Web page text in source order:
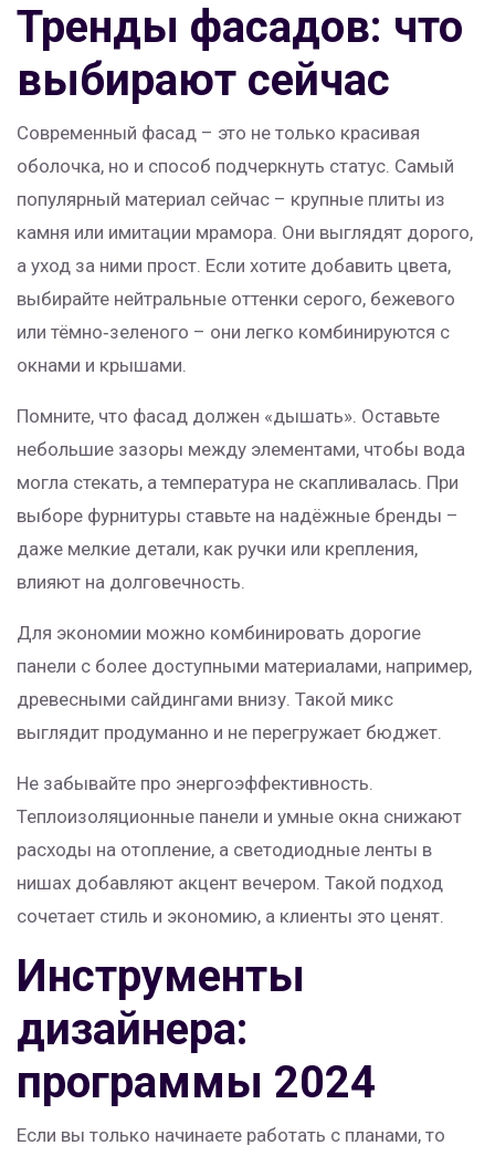
Тренды фасадов: что
выбирают сейчас
Современный фасад – это не только красивая
оболочка, но и способ подчеркнуть статус. Самый
популярный материал сейчас – крупные плиты из
камня или имитации мрамора. Они выглядят дорого,
а уход за ними прост. Если хотите добавить цвета,
выбирайте нейтральные оттенки серого, бежевого
или тёмно‑зеленого – они легко комбинируются с
окнами и крышами.
Помните, что фасад должен «дышать». Оставьте
небольшие зазоры между элементами, чтобы вода
могла стекать, а температура не скапливалась. При
выборе фурнитуры ставьте на надёжные бренды –
даже мелкие детали, как ручки или крепления,
влияют на долговечность.
Для экономии можно комбинировать дорогие
панели с более доступными материалами, например,
древесными сайдингами внизу. Такой микс
выглядит продуманно и не перегружает бюджет.
Не забывайте про энергоэффективность.
Теплоизоляционные панели и умные окна снижают
расходы на отопление, а светодиодные ленты в
нишах добавляют акцент вечером. Такой подход
сочетает стиль и экономию, а клиенты это ценят.
Инструменты
дизайнера:
программы 2024
Если вы только начинаете работать с планами, то